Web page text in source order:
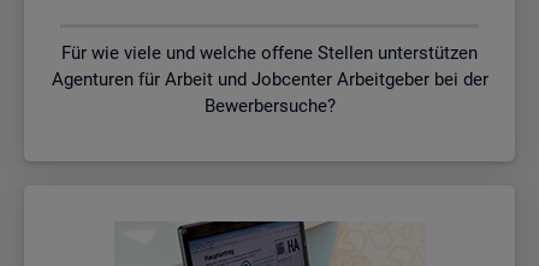
Für wie viele und welche offene Stellen unterstützen
Agenturen für Arbeit und Jobcenter Arbeitgeber bei der
Bewerbersuche?